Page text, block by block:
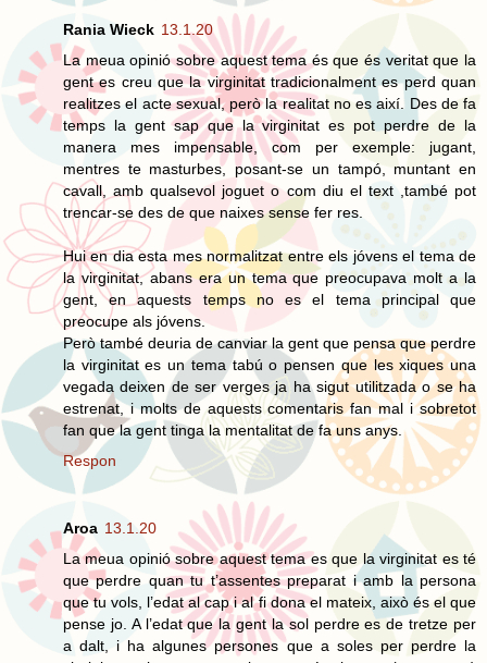
Rania Wieck 13.1.20
La meua opinió sobre aquest tema és que és veritat que la
gent es creu que la virginitat tradicionalment es perd quan
realitzes el acte sexual, però la realitat no es així. Des de fa
temps la gent sap que la virginitat es pot perdre de la
manera mes impensable, com per exemple: jugant,
mentres te masturbes, posant-se un tampó, muntant en
cavall, amb qualsevol joguet o com diu el text ,també pot
trencar-se des de que naixes sense fer res.
Hui en dia esta mes normalitzat entre els jóvens el tema de
la virginitat, abans era un tema que preocupava molt a la
gent, en aquests temps no es el tema principal que
preocupe als jóvens.
Però també deuria de canviar la gent que pensa que perdre
la virginitat es un tema tabú o pensen que les xiques una
vegada deixen de ser verges ja ha sigut utilitzada o se ha
estrenat, i molts de aquests comentaris fan mal i sobretot
fan que la gent tinga la mentalitat de fa uns anys.
Respon
Aroa 13.1.20
La meua opinió sobre aquest tema es que la virginitat es té
que perdre quan tu t’assentes preparat i amb la persona
que tu vols, l’edat al cap i al fi dona el mateix, això és el que
pense jo. A l’edat que la gent la sol perdre es de tretze per
a dalt, i ha algunes persones que a soles per perdre la